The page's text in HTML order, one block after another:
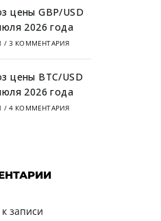
цены GBP/USD
2026 года
/ 3 КОММЕНТАРИЯ
цены BTC/USD
2026 года
/ 4 КОММЕНТАРИЯ
записи